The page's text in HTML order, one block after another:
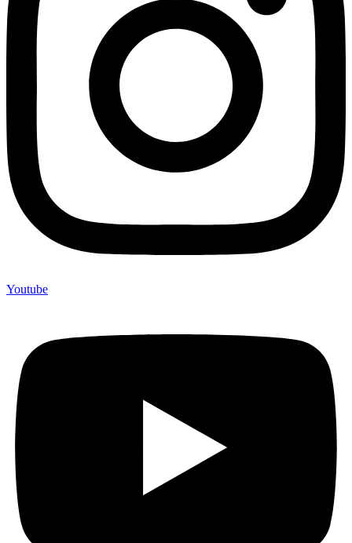
Youtube